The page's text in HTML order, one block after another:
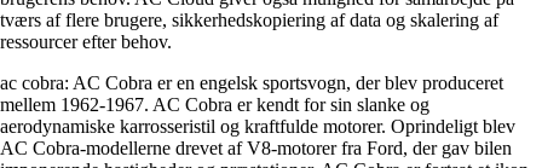
tværs af flere brugere, sikkerhedskopiering af data og skalering af
ressourcer efter behov.
ac cobra: AC Cobra er en engelsk sportsvogn, der blev produceret
mellem 1962-1967. AC Cobra er kendt for sin slanke og
aerodynamiske karrosseristil og kraftfulde motorer. Oprindeligt blev
AC Cobra-modellerne drevet af V8-motorer fra Ford, der gav bilen